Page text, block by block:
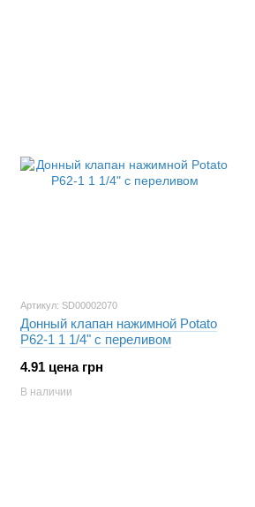
Артикул: SD00002070
Донный клапан нажимной Potato
P62-1 1 1/4" с переливом
4.91 цена грн
В наличии